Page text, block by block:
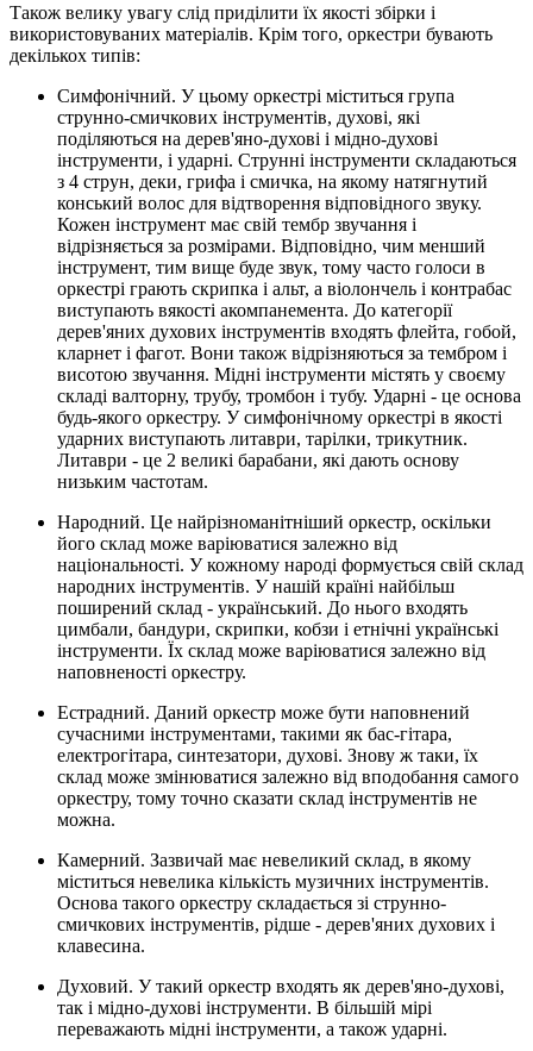
Також велику увагу слід приділити їх якості збірки і
використовуваних матеріалів. Крім того, оркестри бувають
декількох типів:
Симфонічний. У цьому оркестрі міститься група
струнно-смичкових інструментів, духові, які
поділяються на дерев'яно-духові і мідно-духові
інструменти, і ударні. Струнні інструменти складаються
з 4 струн, деки, грифа і смичка, на якому натягнутий
конський волос для відтворення відповідного звуку.
Кожен інструмент має свій тембр звучання і
відрізняється за розмірами. Відповідно, чим менший
інструмент, тим вище буде звук, тому часто голоси в
оркестрі грають скрипка і альт, а віолончель і контрабас
виступають вякості акомпанемента. До категорії
дерев'яних духових інструментів входять флейта, гобой,
кларнет і фагот. Вони також відрізняються за тембром і
висотою звучання. Мідні інструменти містять у своєму
складі валторну, трубу, тромбон і тубу. Ударні - це основа
будь-якого оркестру. У симфонічному оркестрі в якості
ударних виступають литаври, тарілки, трикутник.
Литаври - це 2 великі барабани, які дають основу
низьким частотам.
Народний. Це найрізноманітніший оркестр, оскільки
його склад може варіюватися залежно від
національності. У кожному народі формується свій склад
народних інструментів. У нашій країні найбільш
поширений склад - український. До нього входять
цимбали, бандури, скрипки, кобзи і етнічні українські
інструменти. Їх склад може варіюватися залежно від
наповненості оркестру.
Естрадний. Даний оркестр може бути наповнений
сучасними інструментами, такими як бас-гітара,
електрогітара, синтезатори, духові. Знову ж таки, їх
склад може змінюватися залежно від вподобання самого
оркестру, тому точно сказати склад інструментів не
можна.
Камерний. Зазвичай має невеликий склад, в якому
міститься невелика кількість музичних інструментів.
Основа такого оркестру складається зі струнно-
смичкових інструментів, рідше - дерев'яних духових і
клавесина.
Духовий. У такий оркестр входять як дерев'яно-духові,
так і мідно-духові інструменти. В більшій мірі
переважають мідні інструменти, а також ударні.